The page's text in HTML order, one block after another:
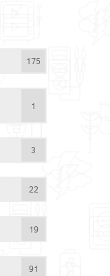
175
1
3
22
19
91